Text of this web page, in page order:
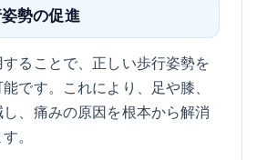
勢の促進
ることで、正しい歩行姿勢を
です。これにより、足や膝、
、痛みの原因を根本から解消
。